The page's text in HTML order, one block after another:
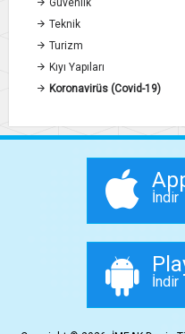
Güvenlik
Teknik
Turizm
Kıyı Yapıları
Koronavirüs (Covid-19)
İndir
İndir